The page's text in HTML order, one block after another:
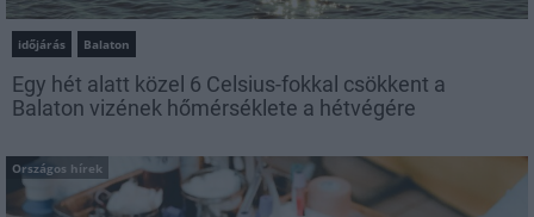
időjárás Balaton
Egy hét alatt közel 6 Celsius-fokkal csökkent a
Balaton vizének hőmérséklete a hétvégére
Országos hírek